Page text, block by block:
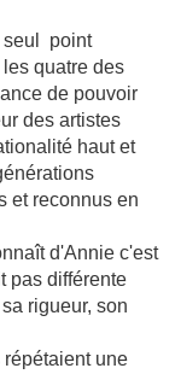
seul point
quatre des
de pouvoir
des artistes
haut et
et reconnus en
d'Annie c'est
pas différente
rigueur, son
une